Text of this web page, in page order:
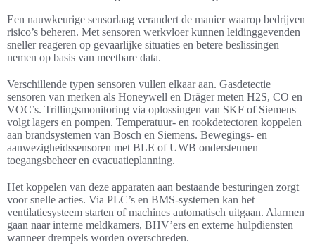
Een nauwkeurige sensorlaag verandert de manier waarop bedrijven
risico’s beheren. Met sensoren werkvloer kunnen leidinggevenden
sneller reageren op gevaarlijke situaties en betere beslissingen
nemen op basis van meetbare data.
Verschillende typen sensoren vullen elkaar aan. Gasdetectie
sensoren van merken als Honeywell en Dräger meten H2S, CO en
VOC’s. Trillingsmonitoring via oplossingen van SKF of Siemens
volgt lagers en pompen. Temperatuur- en rookdetectoren koppelen
aan brandsystemen van Bosch en Siemens. Bewegings- en
aanwezigheidssensoren met BLE of UWB ondersteunen
toegangsbeheer en evacuatieplanning.
Het koppelen van deze apparaten aan bestaande besturingen zorgt
voor snelle acties. Via PLC’s en BMS-systemen kan het
ventilatiesysteem starten of machines automatisch uitgaan. Alarmen
gaan naar interne meldkamers, BHV’ers en externe hulpdiensten
wanneer drempels worden overschreden.